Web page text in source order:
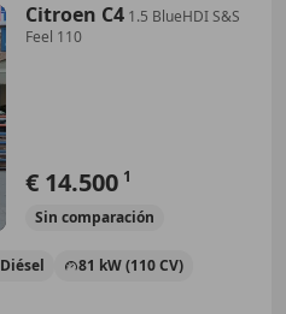
Citroen C4 1.5 BlueHDI S&S
Feel 110
€ 14.500 1
Sin comparación
Diésel 81 kW (110 CV)